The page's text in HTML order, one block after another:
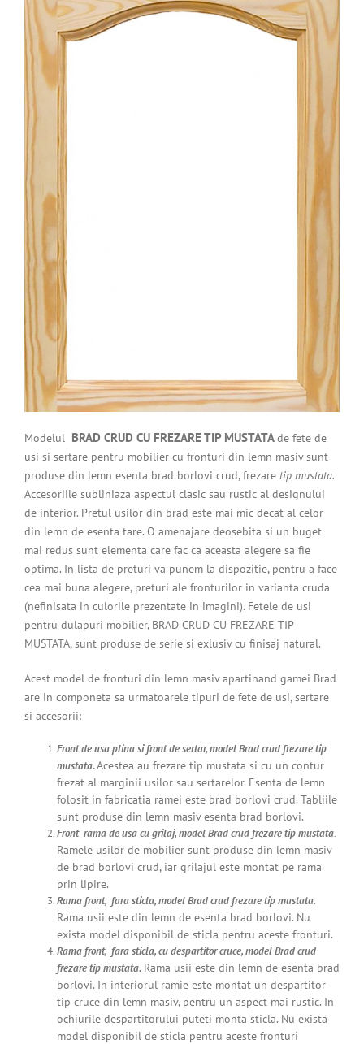
Modelul BRAD CRUD CU FREZARE TIP MUSTATAde fete de
usi si sertare pentru mobilier cu fronturi din lemn masiv sunt
produse din lemn esenta brad borlovi crud,frezare tip mustata.
Accesoriile subliniaza aspectul clasic sau rustic al designului
de interior. Pretul usilor din brad este mai mic decat al celor
din lemn de esenta tare. O amenajare deosebita si un buget
mai redus sunt elementa care fac ca aceasta alegere sa fie
optima. In lista de preturi va punem la dispozitie, pentru a face
cea mai buna alegere, preturi ale fronturilor in varianta cruda
(nefinisata in culorile prezentate in imagini). Fetele de usi
pentru dulapuri mobilier, BRAD CRUD CU FREZARE TIP
MUSTATA, sunt produse de serie si exlusiv cu finisaj natural.
Acest model de fronturi din lemn masiv apartinand gamei Brad
are in componeta sa urmatoarele tipuri de fete de usi, sertare
si accesorii:
Front de usa plina si front de sertar, model Brad crud frezare tip
mustata.Acestea au frezare tip mustata si cu un contur
frezat al marginii usilor sau sertarelor. Esenta de lemn
folosit in fabricatia ramei este brad borlovi crud. Tabliile
sunt produse din lemn masiv esenta brad borlovi.
Front rama de usa cu grilaj, model Brad crud frezare tip mustata.
Ramele usilor de mobilier sunt produse din lemn masiv
de brad borlovi crud, iar grilajul este montat pe rama
prin lipire.
Rama front, fara sticla, model Brad crud frezare tip mustata.
Rama usii este din lemn de esenta brad borlovi. Nu
exista model disponibil de sticla pentru aceste fronturi.
Rama front, fara sticla, cu despartitor cruce, model Brad crud
frezare tip mustata. Rama usii este din lemn de esenta brad
borlovi. In interiorul ramie este montat un despartitor
tip cruce din lemn masiv, pentru un aspect mai rustic. In
ochiurile despartitorului puteti monta sticla. Nu exista
model disponibil de sticla pentru aceste fronturi